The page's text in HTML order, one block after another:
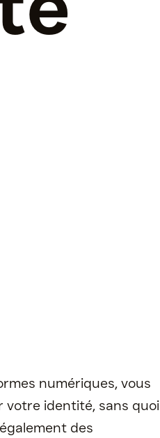
numériques, vous
identité, sans quoi
des